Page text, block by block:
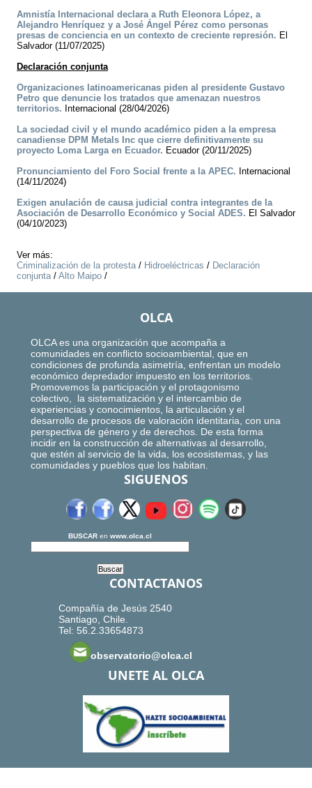
Amnistía Internacional declara a Ruth Eleonora López, a
Alejandro Henríquez y a José Ángel Pérez como personas
presas de conciencia en un contexto de creciente represión. El
Salvador (11/07/2025)
Declaración conjunta
Organizaciones latinoamericanas piden al presidente Gustavo
Petro que denuncie los tratados que amenazan nuestros
territorios. Internacional (28/04/2026)
La sociedad civil y el mundo académico piden a la empresa
canadiense DPM Metals Inc que cierre definitivamente su
proyecto Loma Larga en Ecuador. Ecuador (20/11/2025)
Pronunciamiento del Foro Social frente a la APEC. Internacional
(14/11/2024)
Exigen anulación de causa judicial contra integrantes de la
Asociación de Desarrollo Económico y Social ADES. El Salvador
(04/10/2023)
Ver más:
Criminalización de la protesta/ Hidroeléctricas / Declaración
conjunta/ Alto Maipo /
OLCA
OLCA es una organización que acompaña a
comunidades en conflicto socioambiental, que en
condiciones de profunda asimetría, enfrentan un modelo
económico depredador impuesto en los territorios.
Promovemos la participación y el protagonismo
colectivo, la sistematización y el intercambio de
experiencias y conocimientos, la articulación y el
desarrollo de procesos de valoración identitaria, con una
perspectiva de género y de derechos. De esta forma
incidir en la construcción de alternativas al desarrollo,
que estén al servicio de la vida, los ecosistemas, y las
comunidades y pueblos que los habitan.
SIGUENOS
BUSCAR en www.olca.cl
CONTACTANOS
Compañía de Jesús 2540
Santiago, Chile.
Tel: 56.2.33654873
observatorio@olca.cl
UNETE AL OLCA